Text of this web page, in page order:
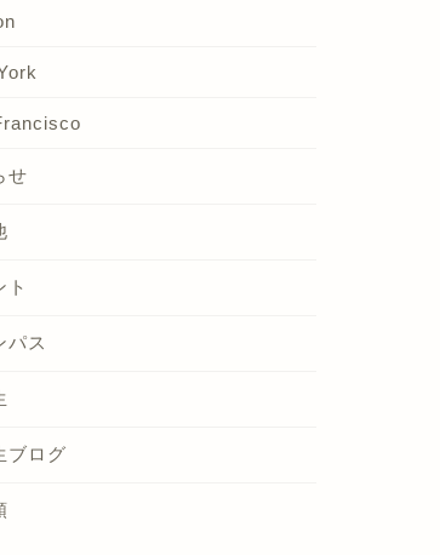
せ
ト
パス
ブログ